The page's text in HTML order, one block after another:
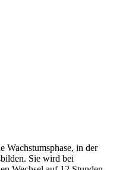
Wachstumsphase, in der
Sie wird bei